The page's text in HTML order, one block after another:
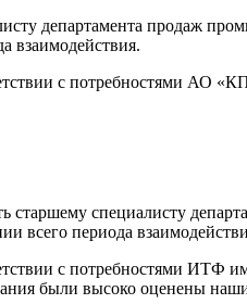
департамента продаж
взаимодействия.
с потребностями АО
специалисту
всего периода
с потребностями ИТФ
были высоко оценены